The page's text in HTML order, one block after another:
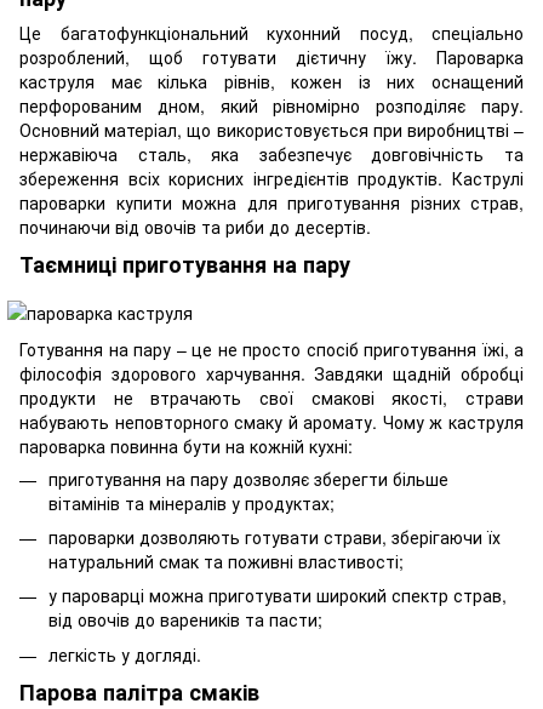
Це багатофункціональний кухонний посуд, спеціально
розроблений, щоб готувати дієтичну їжу. Пароварка
каструля має кілька рівнів, кожен із них оснащений
перфорованим дном, який рівномірно розподіляє пару.
Основний матеріал, що використовується при виробництві –
нержавіюча сталь, яка забезпечує довговічність та
збереження всіх корисних інгредієнтів продуктів. Каструлі
пароварки купити можна для приготування різних страв,
починаючи від овочів та риби до десертів.
Таємниці приготування на пару
Готування на пару – це не просто спосіб приготування їжі, а
філософія здорового харчування. Завдяки щадній обробці
продукти не втрачають свої смакові якості, страви
набувають неповторного смаку й аромату. Чому ж каструля
пароварка повинна бути на кожній кухні:
приготування на пару дозволяє зберегти більше
вітамінів та мінералів у продуктах;
пароварки дозволяють готувати страви, зберігаючи їх
натуральний смак та поживні властивості;
у пароварці можна приготувати широкий спектр страв,
від овочів до вареників та пасти;
легкість у догляді.
Парова палітра смаків